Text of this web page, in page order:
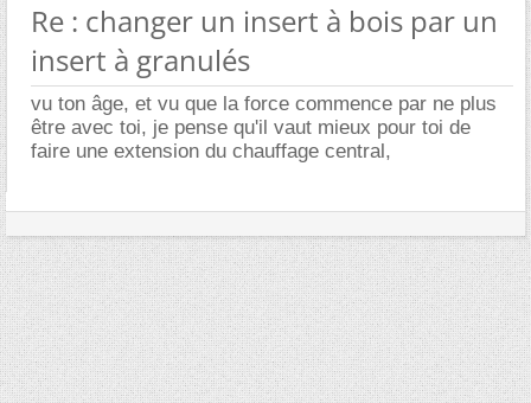
Re : changer un insert à bois par un
insert à granulés
vu ton âge, et vu que la force commence par ne plus
être avec toi, je pense qu'il vaut mieux pour toi de
faire une extension du chauffage central,